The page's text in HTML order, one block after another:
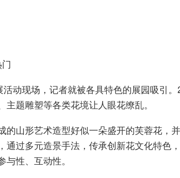
动现场，记者就被各具特色的展园吸引
题雕塑等各类花境让人眼花缭乱。
的山形艺术造型好似一朵盛开的芙蓉花，
通过多元造景手法，传承创新花文化特色
性、互动性。